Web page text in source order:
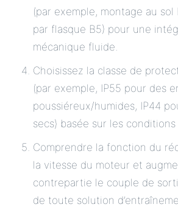
(par exemple, montage au
par flasque B5) pour une
mécanique fluide.
Choisissez la classe de
(par exemple, IP55 pour des
poussiéreux/humides, IP44
secs) basée sur les conditions
Comprendre la fonction du
la vitesse du moteur et
contrepartie le couple de
de toute solution